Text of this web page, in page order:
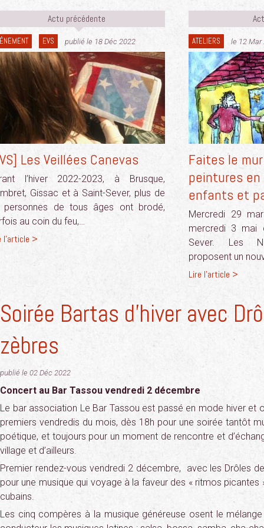
Actu précédente
EVS publié le 18 Déc 2022
Les Veillées Canevas
l’hiver 2022-2023, à Brusque,
Gissac et à Saint-Sever, plus de
personnes de tous âges ont brodé,
au coin du feu,…
l'article >
ATELIERS le 12 Mar
Faites le
peintures en
enfants et
Mercredi 29
mercredi 3 mai
Sever. Les
proposent un
Lire l'article >
Soirée Bartas d’hiver avec
zèbres
publié le 02 Déc 2022
Concert au Bar Tassou vendredi 2 décembre
Le bar association Le Bar Tassou est passé en mode hiver et
premiers vendredis du mois, dès 18h pour une soirée tantôt
poétique, et toujours pour un moment de rencontre et
village et d’ailleurs.
Premier rendez-vous vendredi 2 décembre,
avec les Drôles
pour une musique qui voyage à la faveur des « ritmos picantes
cubains.
Les cinq compères à la musique généreuse osent le